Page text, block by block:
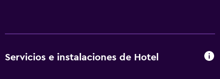
Servicios e instalaciones de Hotel